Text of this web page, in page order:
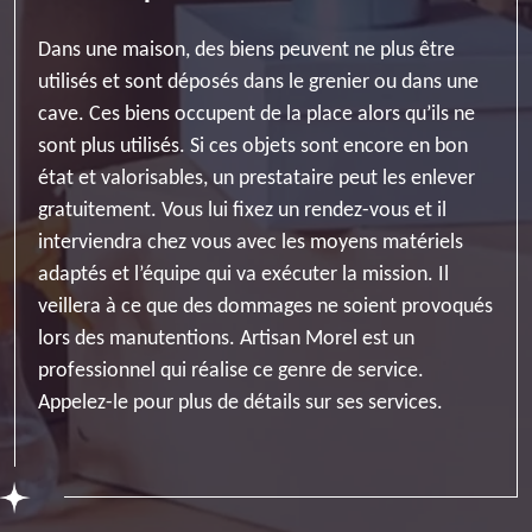
Dans une maison, des biens peuvent ne plus être
utilisés et sont déposés dans le grenier ou dans une
cave. Ces biens occupent de la place alors qu’ils ne
sont plus utilisés. Si ces objets sont encore en bon
état et valorisables, un prestataire peut les enlever
gratuitement. Vous lui fixez un rendez-vous et il
interviendra chez vous avec les moyens matériels
adaptés et l’équipe qui va exécuter la mission. Il
veillera à ce que des dommages ne soient provoqués
lors des manutentions. Artisan Morel est un
professionnel qui réalise ce genre de service.
Appelez-le pour plus de détails sur ses services.